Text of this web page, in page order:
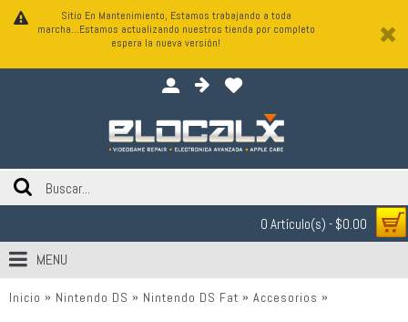
Sitio En Mantenimiento, Estamos trabajando a toda
marcha...Estamos actualizando nuestros tienda por completo
espera la nueva versión!
0 Artículo(s) - $0.00
MENU
Inicio Nintendo DS Nintendo DS Fat Accesorios